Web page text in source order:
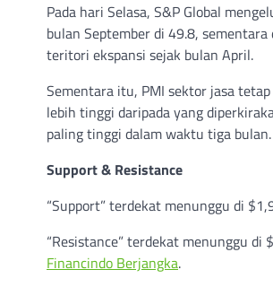
Pada hari Selasa, S&P Global
bulan September di 49.8,
teritori ekspansi sejak bulan April.
Sementara itu, PMI sektor jasa
lebih tinggi daripada yang
paling tinggi dalam waktu tiga bulan.
Support & Resistance
“Support” terdekat menunggu di
“Resistance” terdekat menunggu
Financindo Berjangka.